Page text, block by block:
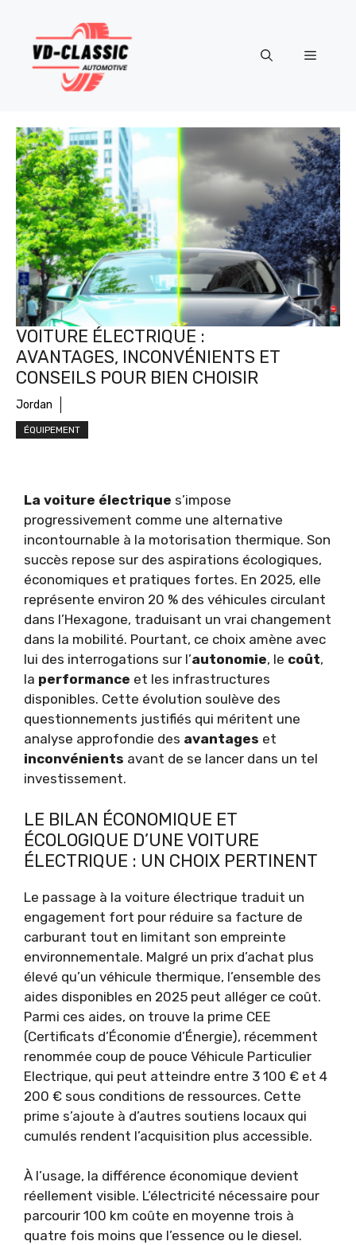
contenu
Menu
VOITURE ÉLECTRIQUE :
AVANTAGES, INCONVÉNIENTS ET
CONSEILS POUR BIEN CHOISIR
Jordan
ÉQUIPEMENT
La voiture électrique s’impose
progressivement comme une alternative
incontournable à la motorisation thermique. Son
succès repose sur des aspirations écologiques,
économiques et pratiques fortes. En 2025, elle
représente environ 20 % des véhicules circulant
dans l’Hexagone, traduisant un vrai changement
dans la mobilité. Pourtant, ce choix amène avec
lui des interrogations sur l’autonomie, le coût,
la performance et les infrastructures
disponibles. Cette évolution soulève des
questionnements justifiés qui méritent une
analyse approfondie des avantages et
inconvénients avant de se lancer dans un tel
investissement.
LE BILAN ÉCONOMIQUE ET
ÉCOLOGIQUE D’UNE VOITURE
ÉLECTRIQUE : UN CHOIX PERTINENT
Le passage à la voiture électrique traduit un
engagement fort pour réduire sa facture de
carburant tout en limitant son empreinte
environnementale. Malgré un prix d’achat plus
élevé qu’un véhicule thermique, l’ensemble des
aides disponibles en 2025 peut alléger ce coût.
Parmi ces aides, on trouve la prime CEE
(Certificats d’Économie d’Énergie), récemment
renommée coup de pouce Véhicule Particulier
Electrique, qui peut atteindre entre 3 100 € et 4
200 € sous conditions de ressources. Cette
prime s’ajoute à d’autres soutiens locaux qui
cumulés rendent l’acquisition plus accessible.
À l’usage, la différence économique devient
réellement visible. L’électricité nécessaire pour
parcourir 100 km coûte en moyenne trois à
quatre fois moins que l’essence ou le diesel.